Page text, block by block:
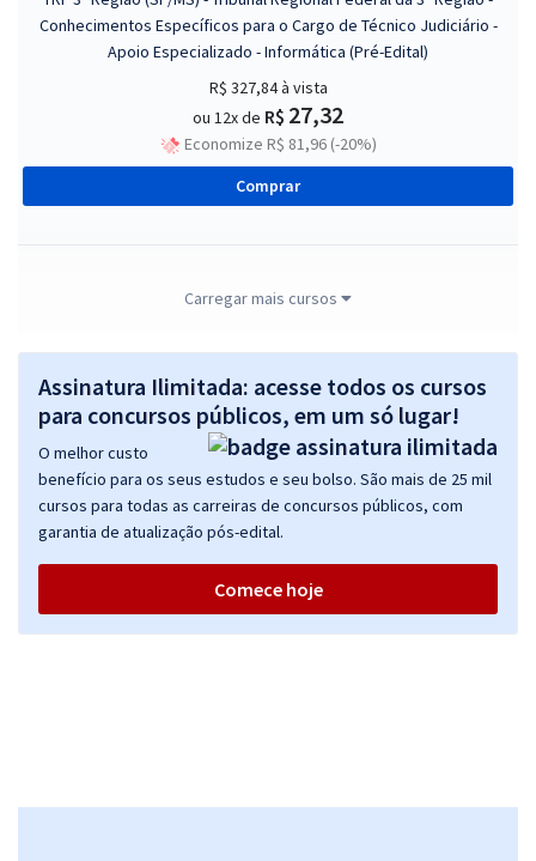
Conhecimentos Específicos para o Cargo de Técnico Judiciário -
Apoio Especializado - Informática (Pré-Edital)
R$ 327,84à vista
ou 12x de R$ 27,32
Economize R$ 81,96 (-20%)
Comprar
TRF 3ª Região (SP/MS) - Tribunal Regional Federal da 3ª Região -
R$ 375,84à vista
ou 12x de R$31,32
Economize R$ 93,96 (-20%)
Comprar
TRF 3ª Região (SP/MS) - Tribunal Regional Federal da 3ª Região -
Conhecimentos Específicos para o Cargo de Analista Judiciário -
Área Judiciária
Carregar mais cursos
Assinatura Ilimitada: acesse todos os cursos
para concursos públicos, em um só lugar!
O melhor custo
benefício para os seus estudos e seu bolso. São mais de 25 mil
cursos para todas as carreiras de concursos públicos, com
garantia de atualização pós-edital.
Comece hoje